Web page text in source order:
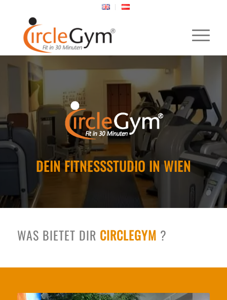
DEIN FITNESSSTUDIO IN WIEN
WAS BIETET DIR CIRCLEGYM ?